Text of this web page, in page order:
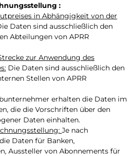
:
in Abhängigkeit von der
Daten sind ausschließlich den
Abteilungen von APRR
zur Anwendung des
Die Daten sind ausschließlich den
Stellen von APRR
erhalten die Daten im
die die Vorschriften über den
Daten einhalten.
Je nach
Daten für Banken,
Aussteller von Abonnements für